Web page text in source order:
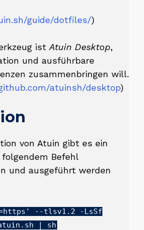
guide/dotfiles/)
ist Atuin Desktop,
und ausführbare
zusammenbringen will.
atuinsh/desktop)
von Atuin gibt es ein
Befehl
und ausgeführt werden
--tlsv1.2 -LsSf
| sh